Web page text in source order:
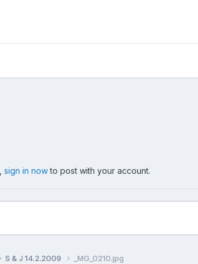
sign in nowto post with your account.
S & J 14.2.2009 _MG_0210.jpg